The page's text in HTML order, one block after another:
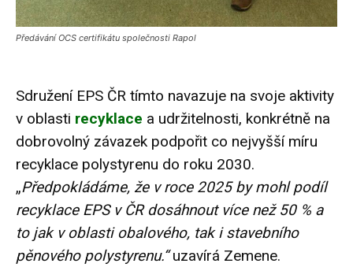
Předávání OCS certifikátu společnosti Rapol
Sdružení EPS ČR tímto navazuje na svoje aktivity
v oblasti recyklace a udržitelnosti, konkrétně na
dobrovolný závazek podpořit co nejvyšší míru
recyklace polystyrenu do roku 2030.
„Předpokládáme, že v roce 2025 by mohl podíl
recyklace EPS v ČR dosáhnout více než 50 % a
to jak v oblasti obalového, tak i stavebního
pěnového polystyrenu.“uzavírá Zemene.